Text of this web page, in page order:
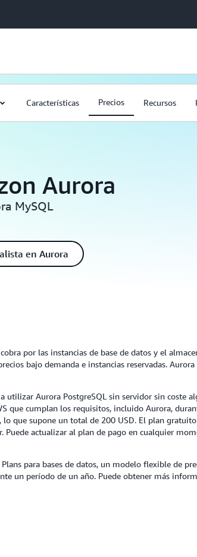
Características Precios Recursos
Aurora
MySQL
en Aurora
por las instancias de base de datos y el
bajo demanda e instancias reservadas.
utilizar Aurora PostgreSQL sin servidor sin coste
que cumplan los requisitos, incluido Aurora,
que supone un total de 200 USD. El plan
Puede actualizar al plan de pago en cualquier
para bases de datos, un modelo flexible de
un período de un año. Puede obtener más